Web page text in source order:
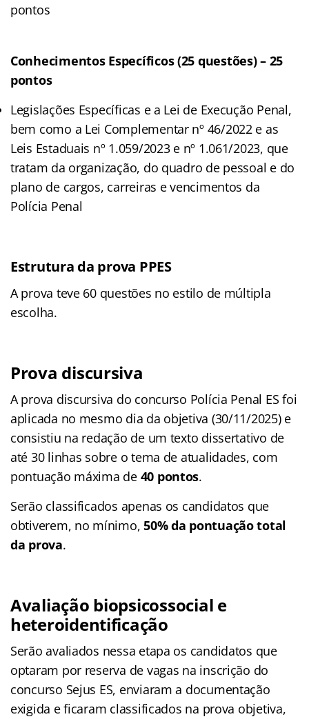
pontos
Conhecimentos Específicos (25 questões)– 25
pontos
Legislações Específicas e a Lei de Execução Penal,
bem como a Lei Complementar nº 46/2022 e as
Leis Estaduais nº 1.059/2023 e nº 1.061/2023, que
tratam da organização, do quadro de pessoal e do
plano de cargos, carreiras e vencimentos da
Polícia Penal
Estrutura da prova PPES
A prova teve 60 questões no estilo de múltipla
escolha.
Prova discursiva
A prova discursiva do concurso Polícia Penal ES foi
aplicada no mesmo dia da objetiva (30/11/2025) e
consistiu na redação de um texto dissertativo de
até 30 linhas sobre o tema de atualidades, com
pontuação máxima de 40 pontos.
Serão classificados apenas os candidatos que
obtiverem, no mínimo,50% da pontuação total
da prova.
Avaliação biopsicossocial e
heteroidentificação
Serão avaliados nessa etapa os candidatos que
optaram por reserva de vagas na inscrição do
concurso Sejus ES, enviaram a documentação
exigida e ficaram classificados na prova objetiva,